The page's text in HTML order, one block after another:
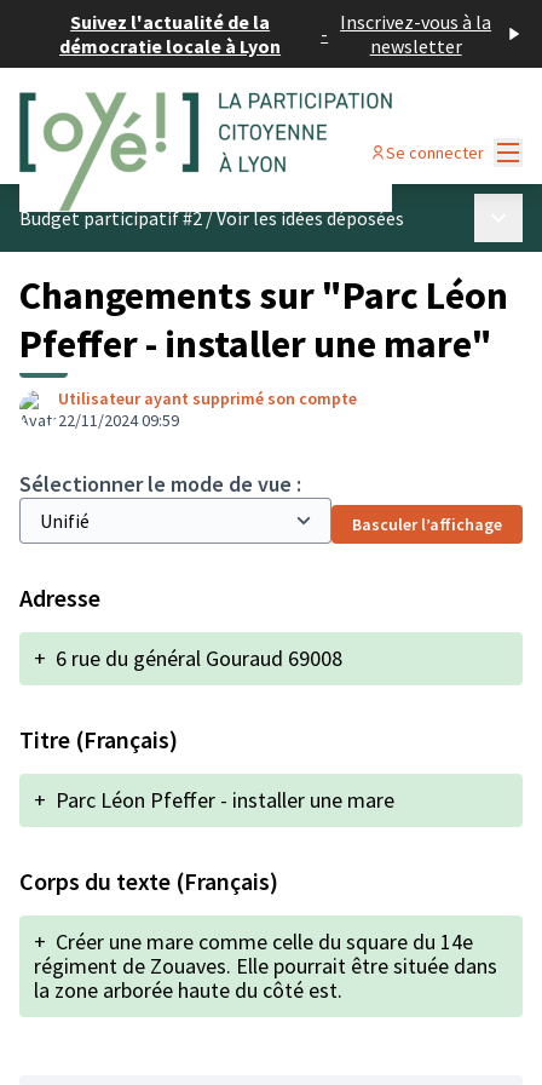
Suivez l'actualité de la
démocratie locale à Lyon
- Inscrivez-vous à la
newsletter
Se connecter
Budget participatif #2/Voir les idées déposées
Changements sur "Parc Léon
Pfeffer - installer une mare"
Utilisateur ayant supprimé son compte
22/11/2024 09:59
Sélectionner le mode de vue :
Basculer l’affichage
Adresse
+ 6 rue du général Gouraud 69008
Titre (Français)
+ Parc Léon Pfeffer - installer une mare
Corps du texte (Français)
+ Créer une mare comme celle du square du 14e
régiment de Zouaves. Elle pourrait être située dans
la zone arborée haute du côté est.